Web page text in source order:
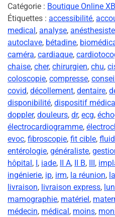
Catégorie : Boutique Online
Étiquettes : accessibilité,
medical , analyse, anésthesiste
autoclave, bétadine,
caméra, cardiaque,
chaise, cher, chirurgien, chu,
coloscopie, compresse, conseil
covid, décollement, dentaire,
disponibilité, dispositif médical
doppler, douleurs, dr, ecg,
électrocardiogramme,
evoc, fibroscopie, fit cible,
entérologie, généraliste,
hôpital , , iade, II A, II B, ,
ingénierie, ip, irm, la réunion,
livraison, livraison express,
mamographie, matériel ,
médecin, médical , moins,